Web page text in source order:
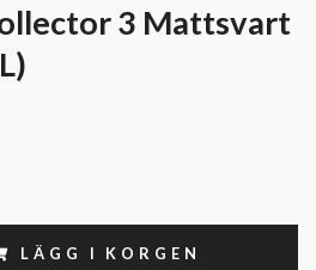
3 Mattsvart
LÄGG I KORGEN